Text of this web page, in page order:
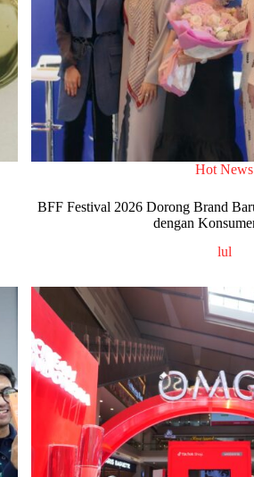
Hot News
BFF Festival 2026 Dorong Brand
dengan
lul